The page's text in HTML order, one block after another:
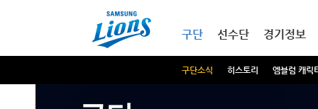
구단
구단소식 히스토리 엠블럼 캐릭
선수단 경기정보